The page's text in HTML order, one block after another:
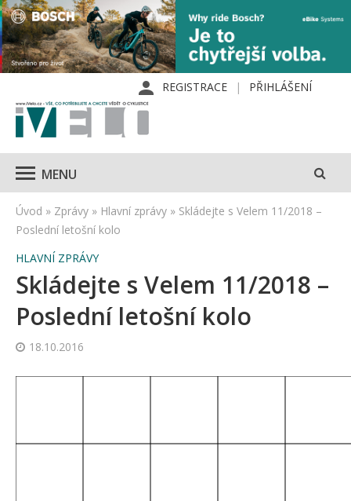
REGISTRACE PŘIHLÁŠENÍ
MENU
Úvod » Zprávy » Hlavní zprávy » Skládejte s Velem 11/2018 –
Poslední letošní kolo
HLAVNÍ ZPRÁVY
Skládejte s Velem 11/2018 –
Poslední letošní kolo
18.10.2016